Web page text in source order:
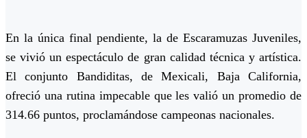
En la única final pendiente, la de Escaramuzas Juveniles,
se vivió un espectáculo de gran calidad técnica y artística.
El conjunto Bandiditas, de Mexicali, Baja California,
ofreció una rutina impecable que les valió un promedio de
314.66 puntos, proclamándose campeonas nacionales.